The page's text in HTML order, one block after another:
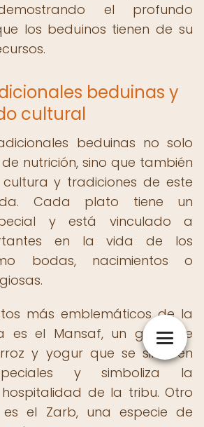
el profundo
los beduinos tienen de su
beduinas y
cultural
beduinas no solo
nutrición, sino que también
y tradiciones de este
Cada plato tiene un
y está vinculado a
en la vida de los
bodas, nacimientos o
más emblemáticos de la
es el Mansaf, un guiso de
y yogur que se sirve en
y simboliza la
de la tribu. Otro
el Zarb, una especie de